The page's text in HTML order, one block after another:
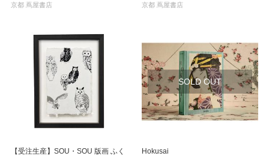
京都 蔦屋書店 京都 蔦屋書店
【受注生産】SOU・SOU 版画 ふく
SOLD OUT
Hokusai